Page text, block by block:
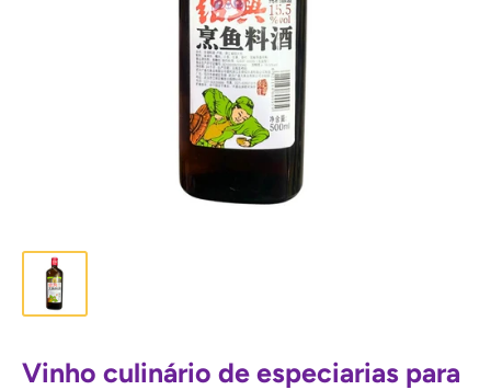
Vinho culinário de especiarias para